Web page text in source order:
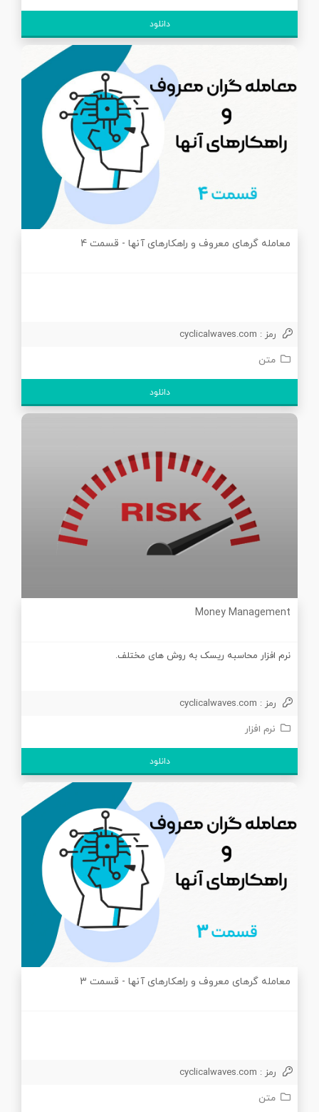
دانلود
معامله گرهای معروف و راهکارهای آنها - قسمت 4
رمز : cyclicalwaves.com
متن
دانلود
Money Management
نرم افزار محاسبه ریسک به روش های مختلف.
رمز : cyclicalwaves.com
نرم افزار
دانلود
معامله گرهای معروف و راهکارهای آنها - قسمت 3
رمز : cyclicalwaves.com
متن